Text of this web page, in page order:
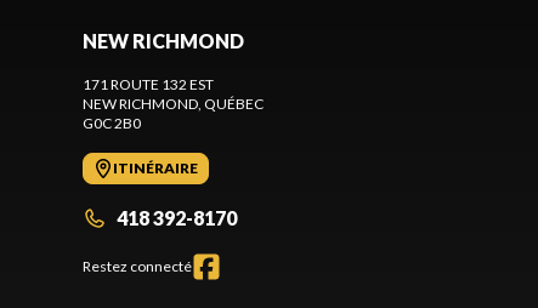
NEW RICHMOND
171 ROUTE 132 EST
NEW RICHMOND, QUÉBEC
G0C 2B0
ITINÉRAIRE
418 392-8170
Restez connecté